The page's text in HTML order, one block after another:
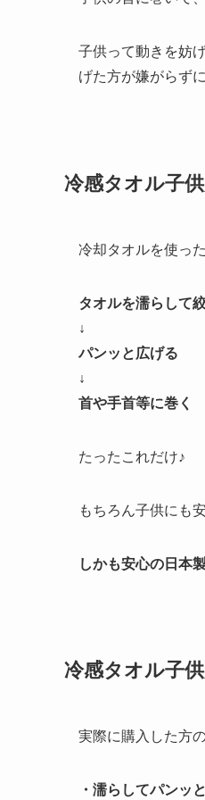
子供って動きを妨
げた方が嫌がらず
冷感タオル子
冷却タオルを使っ
タオルを濡らして
↓
パンッと広げる
↓
首や手首等に巻く
たったこれだけ♪
もちろん子供にも
しかも安心の日本
冷感タオル子
実際に購入した方
・濡らしてパンッ